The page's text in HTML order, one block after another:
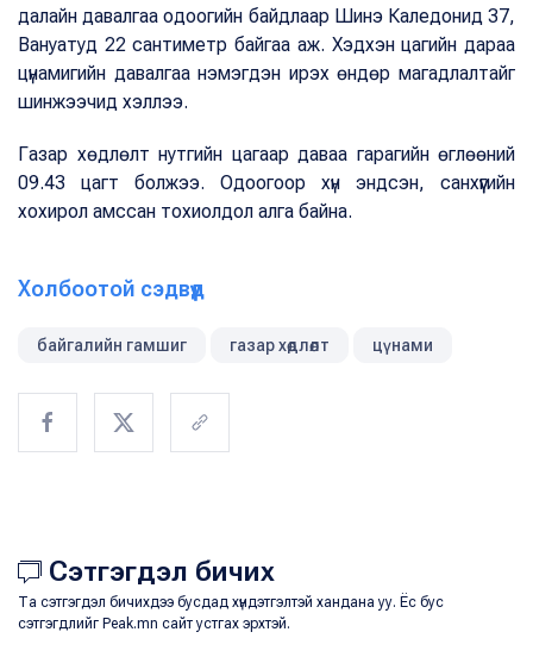
далайн давалгаа одоогийн байдлаар Шинэ Каледонид 37,
Вануатуд 22 сантиметр байгаа аж. Хэдхэн цагийн дараа
цүнамигийн давалгаа нэмэгдэн ирэх өндөр магадлалтайг
шинжээчид хэллээ.
Газар хөдлөлт нутгийн цагаар даваа гарагийн өглөөний
09.43 цагт болжээ. Одоогоор хүн эндсэн, санхүүгийн
хохирол амссан тохиолдол алга байна.
Холбоотой сэдвүүд
байгалийн гамшиг газар хөдлөлт цүнами
Сэтгэгдэл бичих
Та сэтгэгдэл бичихдээ бусдад хүндэтгэлтэй хандана уу. Ёс бус
сэтгэгдлийг Peak.mn сайт устгах эрхтэй.